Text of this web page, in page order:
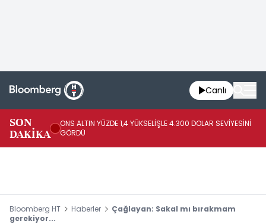
Canlı
SON
DAKİKA
ONS ALTIN YÜZDE 1,4 YÜKSELİŞLE 4.300 DOLAR SEVİYESİNİ
GÖRDÜ
Bloomberg HT Haberler
Çağlayan: Sakal mı bırakmam
gerekiyor...